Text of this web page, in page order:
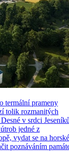
termální prameny
tolik rozmanitých
v srdci
jedné z
vydat se na horské
poznáváním